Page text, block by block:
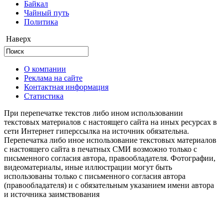
Байкал
Чайный путь
Политика
Наверх
О компании
Реклама на сайте
Контактная информация
Статистика
При перепечатке текстов либо ином использовании
текстовых материалов с настоящего сайта на иных ресурсах в
сети Интернет гиперссылка на источник обязательна.
Перепечатка либо иное использование текстовых материалов
с настоящего сайта в печатных СМИ возможно только с
письменного согласия автора, правообладателя. Фотографии,
видеоматериалы, иные иллюстрации могут быть
использованы только с письменного согласия автора
(правообладателя) и с обязательным указанием имени автора
и источника заимствования